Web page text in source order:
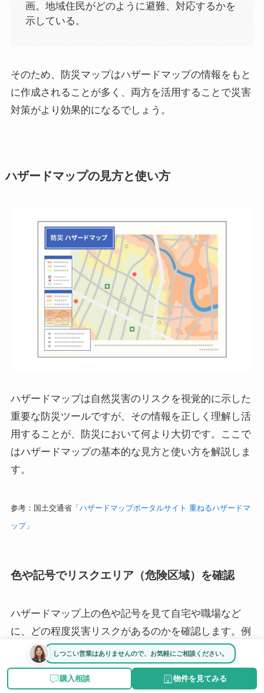
画。地域住民がどのように避難、対応するかを
示している。
そのため、防災マップはハザードマップの情報をもと
に作成されることが多く、両方を活用することで災害
対策がより効果的になるでしょう。
ハザードマップの見方と使い方
ハザードマップは自然災害のリスクを視覚的に示した
重要な防災ツールですが、その情報を正しく理解し活
用することが、防災において何より大切です。ここで
はハザードマップの基本的な見方と使い方を解説しま
す。
参考：国土交通省「ハザードマップポータルサイト 重ねるハザードマ
ップ」
色や記号でリスクエリア（危険区域）を確認
ハザードマップ上の色や記号を見て自宅や職場など
に、どの程度災害リスクがあるのかを確認します。例
えば、洪水ハザードマップでは色によって浸水深がわ
かりますし、土砂災害ハザードマップでは色のある場
所が危険が想定されている区域です。
しつこい営業はありませんので、お気軽にご相談ください。
購入相談 物件を見てみる